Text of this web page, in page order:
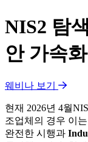
NIS2 탐
안 가속화
웨비나 보기
현재 2026년 4월
조업체의 경우 이
완전한 시행과